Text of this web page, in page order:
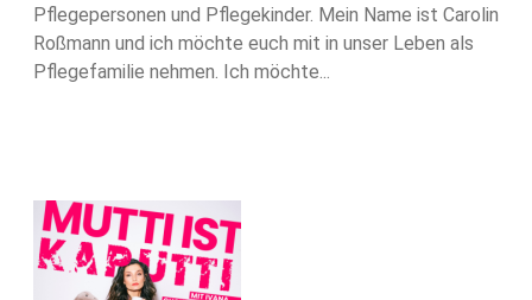
Pflegepersonen und Pflegekinder. Mein Name ist Carolin
Roßmann und ich möchte euch mit in unser Leben als
Pflegefamilie nehmen. Ich möchte...